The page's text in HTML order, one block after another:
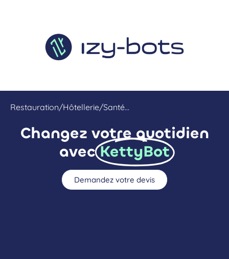
Restauration/Hôtellerie/Santé…
Changez votre quotidien
avec KettyBot
Demandez votre devis